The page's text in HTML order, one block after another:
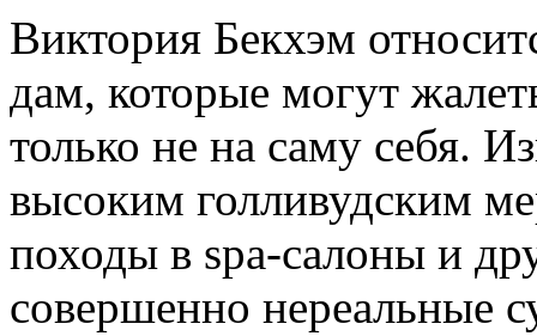
Виктория Бекхэм
дам, которые могут
только не на саму себя.
высоким голливудским
походы в spa-салоны и
совершенно нереальные